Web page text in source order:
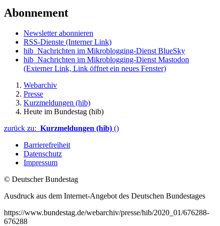
Abonnement
Newsletter abonnieren
RSS-Dienste (Interner Link)
hib_Nachrichten im Mikroblogging-Dienst BlueSky
hib_Nachrichten im Mikroblogging-Dienst Mastodon
(Externer Link, Link öffnet ein neues Fenster)
Webarchiv
Presse
Kurzmeldungen (hib)
Heute im Bundestag (hib)
zurück zu: Kurzmeldungen (hib) ()
Barrierefreiheit
Datenschutz
Impressum
© Deutscher Bundestag
Ausdruck aus dem Internet-Angebot des Deutschen Bundestages
https://www.bundestag.de/webarchiv/presse/hib/2020_01/676288-
676288